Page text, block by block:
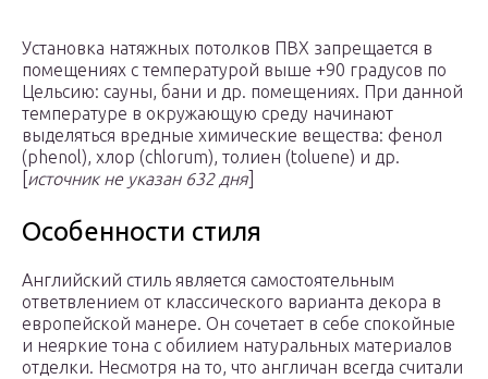
Установка натяжных потолков ПВХ запрещается в
помещениях с температурой выше +90 градусов по
Цельсию: сауны, бани и др. помещениях. При данной
температуре в окружающую среду начинают
выделяться вредные химические вещества: фенол
(phenol), хлор (chlorum), толиен (toluene) и др.
источник не указан 632 дня
Особенности стиля
Английский стиль является самостоятельным
ответвлением от классического варианта декора в
европейской манере. Он сочетает в себе спокойные
и неяркие тона с обилием натуральных материалов
отделки. Несмотря на то, что англичан всегда считали